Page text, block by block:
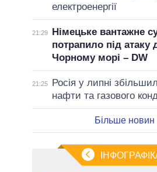
електроенергії
21:29
Німецьке вантажне
потрапило під атаку
Чорному морі – DW
21:25
Росія у липні
нафти та газового
Більше новин